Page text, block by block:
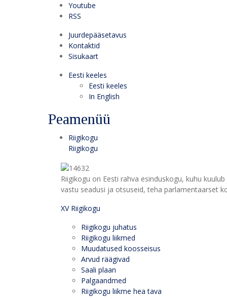
Youtube
RSS
Juurdepääsetavus
Kontaktid
Sisukaart
Eesti keeles
Eesti keeles
In English
Peamenüü
Riigikogu
Riigikogu
Riigikogu on Eesti rahva esinduskogu, kuhu
vastu seadusi ja otsuseid, teha parlamentaarset
XV Riigikogu
Riigikogu juhatus
Riigikogu liikmed
Muudatused koosseisus
Arvud räägivad
Saali plaan
Palgaandmed
Riigikogu liikme hea tava